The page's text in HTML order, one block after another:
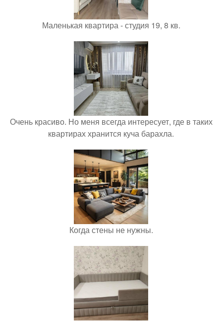
Маленькая квартира - студия 19, 8 кв.
Очень красиво. Но меня всегда интересует, где в таких
квартирах хранится куча барахла.
Когда стены не нужны.